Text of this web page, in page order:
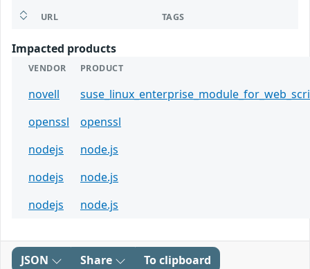
URL TAGS
Impacted products
VENDOR PRODUCT
novell
openssl
openssl
nodejs
node.js
nodejs
node.js
nodejs
node.js
JSON Share To clipboard